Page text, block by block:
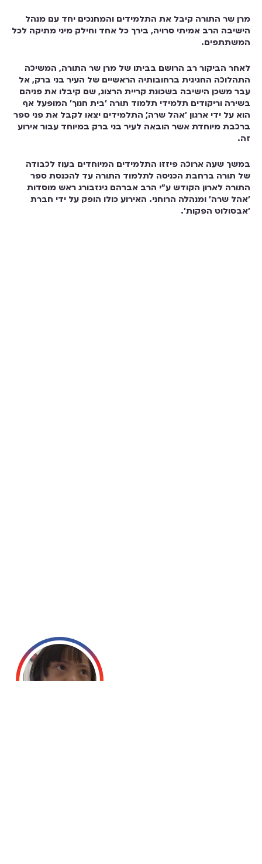
מרן שר התורה קיבל את התלמידים והמחנכים יחד עם מנהל
הישיבה הרב אמיתי סרויה, בירך כל אחד וחילק מיני מתיקה לכל
המשתתפים .
לאחר הביקור רב הרושם בביתו של מרן שר התורה, המשיכה
התהלוכה החגיגית ברחובותיה הראשיים של העיר בני ברק, אל
עבר משכן הישיבה בשכונת קריית הרצוג, שם קיבלו את פניהם
בשירה וריקודים תלמידי תלמוד תורה 'בית חנוך' המופעל אף
הוא על ידי ארגון 'אהל שרה', התלמידים יצאו לקבל את פני ספר
ברכבת מיוחדת אשר הובאה לעיר בני ברק במיוחד עבור אירוע
זה.
במשך שעה ארוכה פיזזו התלמידים המיוחדים בעוז לכבודה
של תורה ברחבת הכניסה לתלמוד התורה עד להכנסת ספר
התורה לארון הקודש ע"י הרב אברהם גינזבורג ראש מוסדות
'אהל שרה' ומנהלה הרוחני. האירוע כולו הופק על ידי חברת
'אבסולוט הפקות' .